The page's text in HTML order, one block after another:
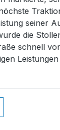
seiner
die
schnell